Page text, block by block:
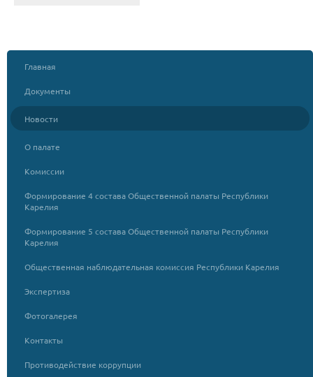
Главная
Документы
Новости
О палате
Комиссии
Формирование 4 состава Общественной палаты Республики
Карелия
Формирование 5 состава Общественной палаты Республики
Карелия
Общественная наблюдательная комиссия Республики Карелия
Экспертиза
Фотогалерея
Контакты
Противодействие коррупции